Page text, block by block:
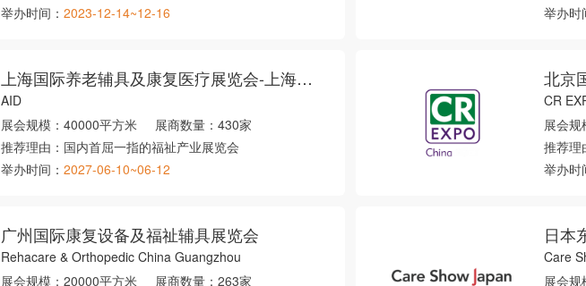
举办时间： 2023-12-14~12-16
举办时
上海国际养老辅具及康复医疗展览会-上海老博会
AID
展会规模： 40000平方米 展商数量： 430家
推荐理由： 国内首屈一指的福祉产业展览会
举办时间： 2027-06-10~06-12
北京
CR
展会规
推荐理
举办时
广州国际康复设备及福祉辅具展览会
Rehacare & Orthopedic China Guangzhou
展会规模： 20000平方米 展商数量： 263家
日本
Care
展会规